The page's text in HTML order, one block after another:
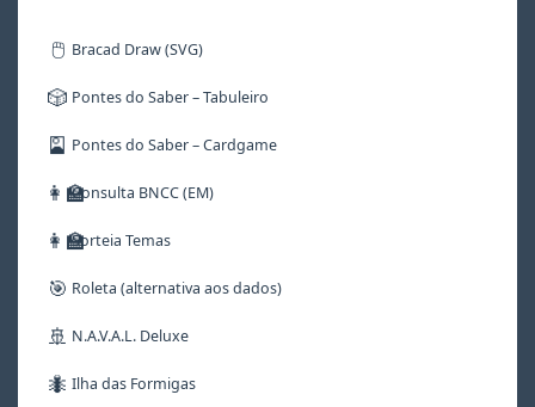
🖱️ Bracad Draw (SVG)
🎲 Pontes do Saber – Tabuleiro
🎴 Pontes do Saber – Cardgame
👩‍🏫Consulta BNCC (EM)
👩‍🏫Sorteia Temas
🎯 Roleta (alternativa aos dados)
🚢 N.A.V.A.L. Deluxe
🐜 Ilha das Formigas